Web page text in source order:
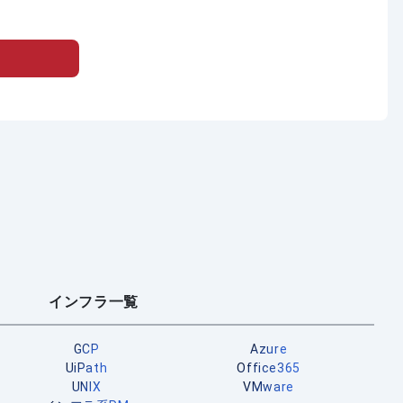
インフラ一覧
GCP
Azure
UiPath
Office365
UNIX
VMware